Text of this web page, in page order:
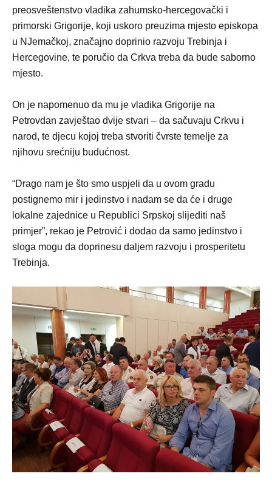
preosveštenstvo vladika zahumsko-hercegovački i
primorski Grigorije, koji uskoro preuzima mjesto episkopa
u NJemačkoj, značajno doprinio razvoju Trebinja i
Hercegovine, te poručio da Crkva treba da bude saborno
mjesto.
On je napomenuo da mu je vladika Grigorije na
Petrovdan zavještao dvije stvari – da sačuvaju Crkvu i
narod, te djecu kojoj treba stvoriti čvrste temelje za
njihovu srećniju budućnost.
“Drago nam je što smo uspjeli da u ovom gradu
postignemo mir i jedinstvo i nadam se da će i druge
lokalne zajednice u Republici Srpskoj slijediti naš
primjer”, rekao je Petrović i dodao da samo jedinstvo i
sloga mogu da doprinesu daljem razvoju i prosperitetu
Trebinja.